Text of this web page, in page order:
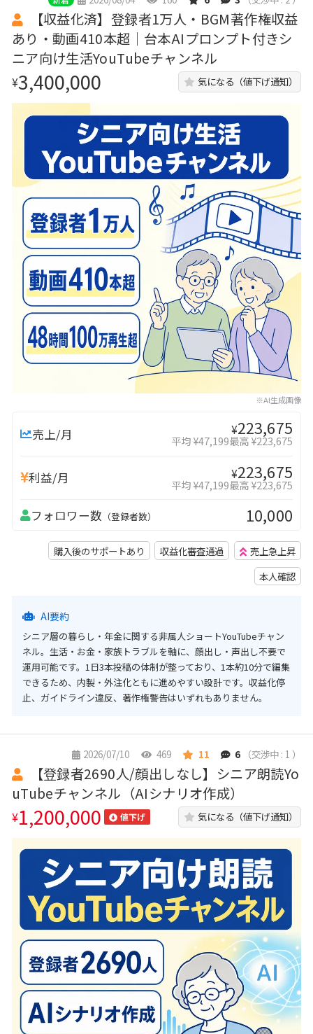
※AI生成画像
【収益化済】登録者1万人・BGM著作権収益
あり・動画410本超｜台本AIプロンプト付きシ
ニア向け生活YouTubeチャンネル
¥3,400,000 気になる（値下げ通知）
売上/月 ¥223,675
平均 ¥47,199最高 ¥223,675
利益/月 ¥223,675
平均 ¥47,199最高 ¥223,675
フォロワー数 （登録者数） 10,000
購入後のサポートあり 収益化審査通過
売上急上昇
本人確認
AI要約
シニア層の暮らし・年金に関する非属人ショートYouTubeチャン
ネル。生活・お金・家族トラブルを軸に、顔出し・声出し不要で
運用可能です。1日3本投稿の体制が整っており、1本約10分で編集
できるため、内製・外注化ともに進めやすい設計です。収益化停
止、ガイドライン違反、著作権警告はいずれもありません。
2026/07/10 469 11 6 （交渉中 : 1 ）
【登録者2690人/顔出しなし】シニア朗読Yo
uTubeチャンネル（AIシナリオ作成）
¥1,200,000 値下げ 気になる（値下げ通知）